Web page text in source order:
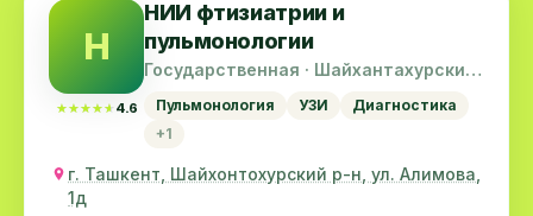
Н
★★★★★
★★★★★ 4.6
НИИ фтизиатрии и
пульмонологии
Государственная · Шайхантахурский
Пульмонология УЗИ
Диагностика
+1
г. Ташкент, Шайхонтохурский р-н, ул. Алимова,
1д